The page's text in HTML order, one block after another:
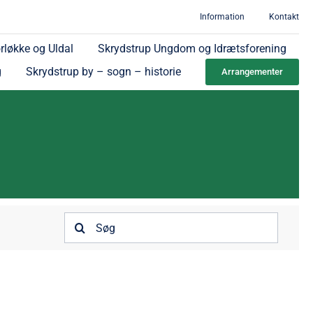
Information Kontakt
og Uldal
Skrydstrup Ungdom og Idrætsforening
Skrydstrup by – sogn – historie Arrangementer
Søg
efter: